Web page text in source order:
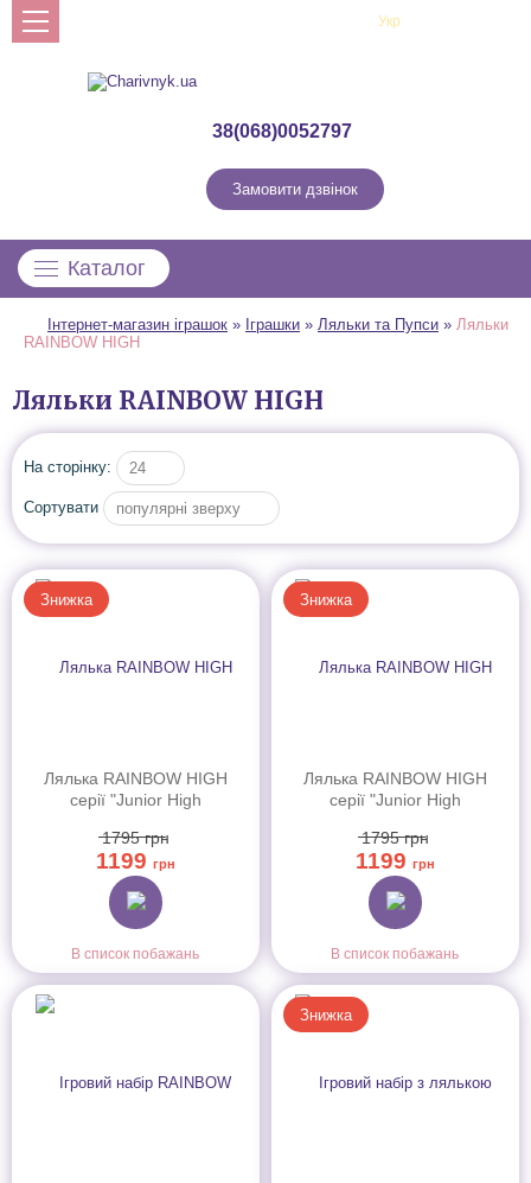
Укр
38(068)0052797
Замовити дзвінок
Каталог
Інтернет-магазин іграшок » Іграшки » Ляльки та Пупси » Ляльки
RAINBOW HIGH
Ляльки RAINBOW HIGH
На сторінку: 24
Сортувати популярні зверху
Знижка
Лялька RAINBOW HIGH
серії "Junior High
аксес.) (565772)
1795грн
1199 грн
В список побажань
Знижка
Лялька RAINBOW HIGH
серії "Junior High
аксесуар.)(565215)
1795грн
1199 грн
В список побажань
Знижка